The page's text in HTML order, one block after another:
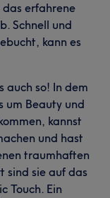
erfahrene
Schnell und
kann es
auch so! In dem
um Beauty und
kannst
und hast
traumhaften
sind sie auf das
Touch. Ein